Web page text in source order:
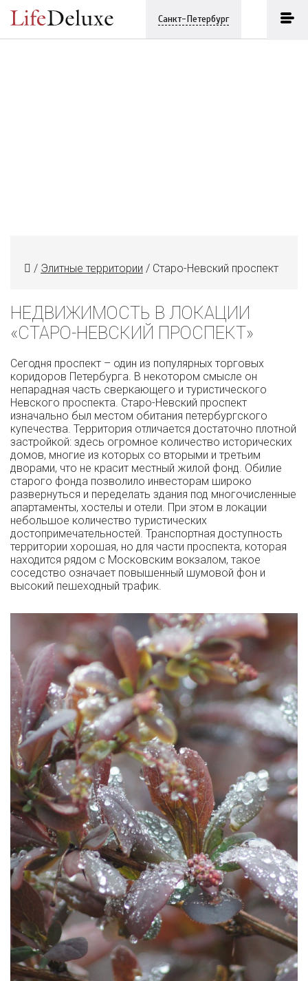
Санкт-Петербург
/ Элитные территории / Старо-Невский проспект
НЕДВИЖИМОСТЬ В ЛОКАЦИИ
«СТАРО-НЕВСКИЙ ПРОСПЕКТ»
Сегодня проспект – один из популярных торговых
коридоров Петербурга. В некотором смысле он
непарадная часть сверкающего и туристического
Невского проспекта. Старо-Невский проспект
изначально был местом обитания петербургского
купечества. Территория отличается достаточно плотной
застройкой: здесь огромное количество исторических
домов, многие из которых со вторыми и третьим
дворами, что не красит местный жилой фонд. Обилие
старого фонда позволило инвесторам широко
развернуться и переделать здания под многочисленные
апартаменты, хостелы и отели. При этом в локации
небольшое количество туристических
достопримечательностей. Транспортная доступность
территории хорошая, но для части проспекта, которая
находится рядом с Московским вокзалом, такое
соседство означает повышенный шумовой фон и
высокий пешеходный трафик.